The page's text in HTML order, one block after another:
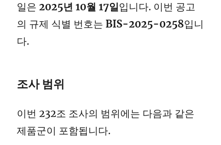
일은 2025년 10월 17일입니다. 이번 공고
의 규제 식별 번호는BIS-2025-0258입니
다.
조사 범위
이번 232조 조사의 범위에는 다음과 같은
제품군이 포함됩니다.